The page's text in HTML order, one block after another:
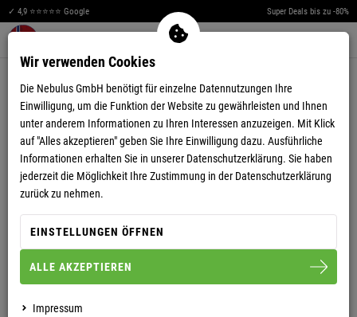
✓ 4,9 ⭐⭐⭐⭐⭐ Google Super Deals bis zu -80%
Warenkorb aufklappen
SOFTSHELLJACKE GARDA HERREN
Wir verwenden Cookies
Die Nebulus GmbH benötigt für einzelne Datennutzungen Ihre
Einwilligung, um die Funktion der Website zu gewährleisten und Ihnen
unter anderem Informationen zu Ihren Interessen anzuzeigen. Mit Klick
auf "Alles akzeptieren" geben Sie Ihre Einwilligung dazu. Ausführliche
Informationen erhalten Sie in unserer Datenschutzerklärung. Sie haben
jederzeit die Möglichkeit Ihre Zustimmung in der Datenschutzerklärung
zurück zu nehmen.
EINSTELLUNGEN ÖFFNEN
ALLE AKZEPTIEREN
Impressum